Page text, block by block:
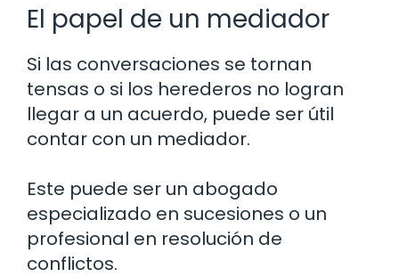
El papel de un mediador
Si las conversaciones se tornan
tensas o si los herederos no logran
llegar a un acuerdo, puede ser útil
contar con un mediador.
Este puede ser un abogado
especializado en sucesiones o un
profesional en resolución de
conflictos.